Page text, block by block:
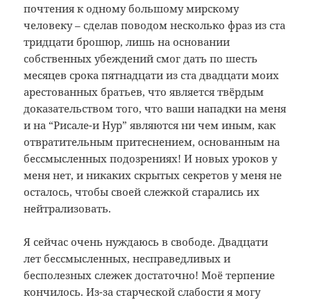
почтения к одному большому мирскому
человеку – сделав поводом несколько фраз из ста
тридцати брошюр, лишь на основании
собственных убеждений смог дать по шесть
месяцев срока пятнадцати из ста двадцати моих
арестованных братьев, что является твёрдым
доказательством того, что ваши нападки на меня
и на “Рисале-и Нур” являются ни чем иным, как
отвратительным притеснением, основанным на
бессмысленных подозрениях! И новых уроков у
меня нет, и никаких скрытых секретов у меня не
осталось, чтобы своей слежкой старались их
нейтрализовать.
Я сейчас очень нуждаюсь в свободе. Двадцати
лет бессмысленных, несправедливых и
бесполезных слежек достаточно! Моё терпение
кончилось. Из-за старческой слабости я могу